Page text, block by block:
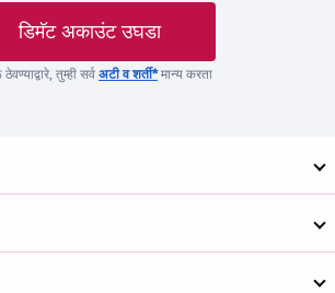
डिमॅट अकाउंट उघडा
तुम्ही सर्व अटी व शर्ती*मान्य करता